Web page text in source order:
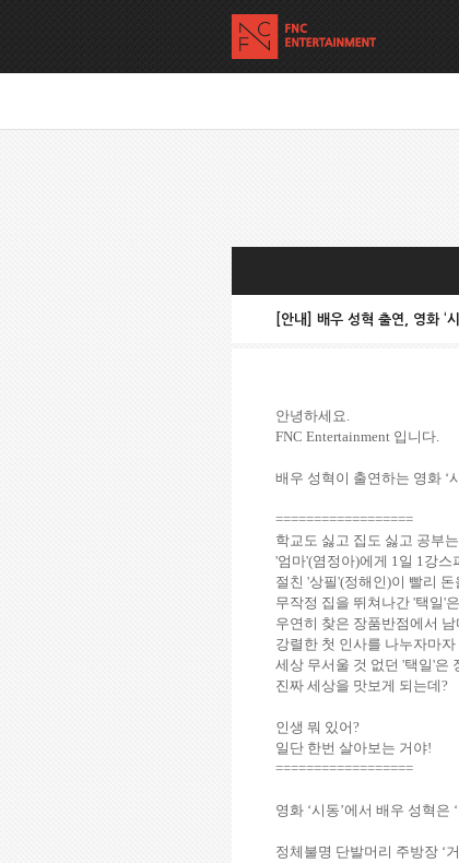
[안내] 배우 성혁 출연, 영화 ‘
안녕하세요.
FNC Entertainment 입니다.
배우 성혁이 출연하는 영화 ‘
==================
학교도 싫고 집도 싫고 공부
'엄마'(염정아)에게 1일 1강스
절친 '상필'(정해인)이 빨리 돈
무작정 집을 뛰쳐나간 '택일'은
우연히 찾은 장품반점에서
강렬한 첫 인사를 나누자마
세상 무서울 것 없던 '택일'은
진짜 세상을 맛보게 되는데?
인생 뭐 있어?
일단 한번 살아보는 거야!
==================
영화 ‘시동’에서 배우 성혁은 ‘
정체불명 단발머리 주방장 ‘